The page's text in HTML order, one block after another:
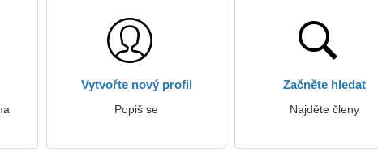
Vytvořte nový profil
Popiš se
Začněte hledat
Najděte členy